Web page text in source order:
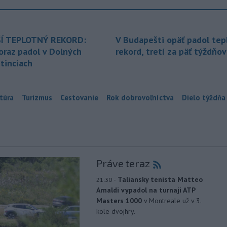
TEPLOTNÝ REKORD:
padol v Dolných
V Budapešti opäť padol
rekord, tretí za päť týždňov
Turizmus Cestovanie Rok dobrovoľníctva Dielo týždňa
Práve teraz
21:30 - Taliansky tenista Matteo
Arnaldi vypadol na turnaji ATP
Masters 1000 v Montreale už v 3.
kole dvojhry.